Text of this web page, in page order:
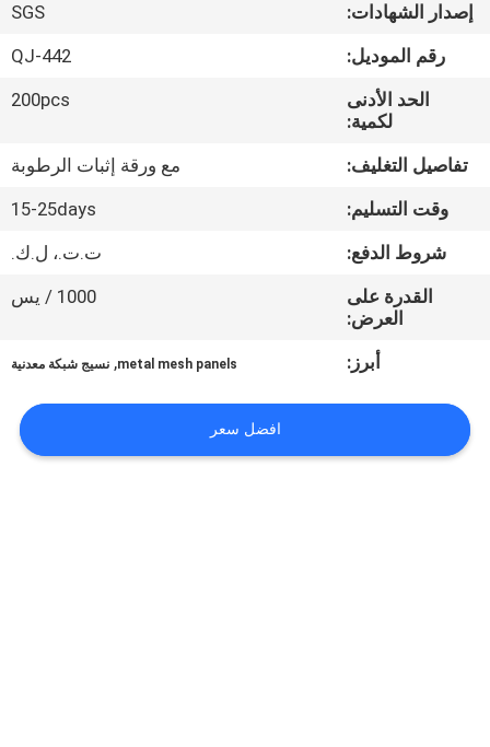
جولة
مراقبة
الجودة
اتصل
اطلب
اقتباس
إصدار الشهادات:
SGS
رقم الموديل:
QJ-442
الحد الأدنى
لكمية:
200pcs
تفاصيل التغليف:
مع ورقة إثبات الرطوبة
وقت التسليم:
15-25days
شروط الدفع:
ت.ت.، ل.ك.
القدرة على
العرض:
1000 / يس
أبرز: metal mesh panels
, نسيج شبكة معدنية
افضل سعر